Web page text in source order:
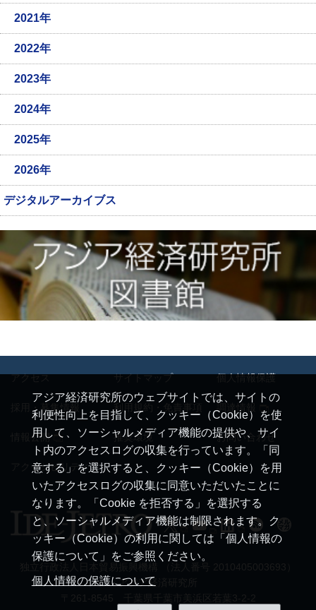
2021年
2022年
2023年
2024年
2025年
2026年
デジタルアーカイブス
アジア経済研究所のウェブサイトでは、サイトの
利便性向上を目指して、クッキー（Cookie）を使
用して、ソーシャルメディア機能の提供や、サイ
ト内のアクセスログの収集を行っています。「同
意する」を選択すると、クッキー（Cookie）を用
いたアクセスログの収集に同意いただいたことに
なります。「Cookie を拒否する」を選択する
と、ソーシャルメディア機能は制限されます。ク
ッキー（Cookie）の利用に関しては「個人情報の
保護について」をご参照ください。
個人情報の保護について
アクセス サイトマップ 個人情報保護
採用・募集情報 利用規約・免責事項
情報公開 推奨環境 お問い合わせ
アクセシビリティ
アジア経済研究所